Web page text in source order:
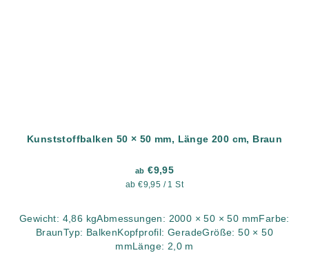
Kunststoffbalken 50 × 50 mm, Länge 200 cm, Braun
ab €9,95
Verkaufspreis:
ab €9,95 / 1 St
Gewicht: 4,86 kgAbmessungen: 2000 × 50 × 50 mmFarbe:
BraunTyp: BalkenKopfprofil: GeradeGröße: 50 × 50
mmLänge: 2,0 m